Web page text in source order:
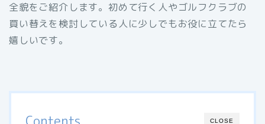
全貌をご紹介します。初めて行く人やゴルフクラブの
買い替えを検討している人に少しでもお役に立てたら
嬉しいです。
CLOSE